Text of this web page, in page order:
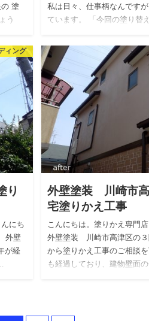
塗
う
私は日々、仕事柄なんです
ています。 「今回の塗り替
ィング
り
にち
外壁
が経
外壁塗装 川崎市
宅塗りかえ工事
こんにちは。塗りかえ専門
外壁塗装 川崎市高津区の
から塗りかえ工事のご相談
も経過しており、建物壁面